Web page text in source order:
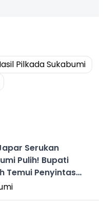
Pilkada Sukabumi
Serukan
Pulih! Bupati
Temui Penyintas
Alam